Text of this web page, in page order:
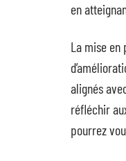
en
La mise en
alignés
réfléchir
pourrez